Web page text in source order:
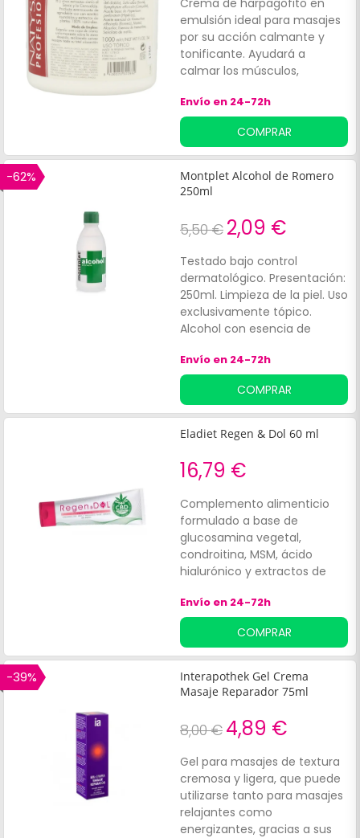
emulsión ideal para masajes
por su acción calmante y
tonificante. Ayudará a
calmar los músculos,
acumulada y relajando a la
vez que ayuda a eliminar la
fatiga.
Envío en 24-72h
COMPRAR
-62%
Montplet Alcohol de Romero
250ml
5,50 € 2,09 €
Testado bajo control
dermatológico. Presentación:
250ml. Limpieza de la piel. Uso
exclusivamente tópico.
Alcohol con esencia de
refrescante y relajante es
ideal para:Friegas. Masajes.
Envío en 24-72h
COMPRAR
Eladiet Regen & Dol 60 ml
16,79 €
Complemento alimenticio
formulado a base de
glucosamina vegetal,
condroitina, MSM, ácido
hialurónico y extractos de
contribuyen al
mantenimiento de las
articulaciones en
condiciones normales. Es
importante tener en cuenta
que:Los complementos
utilizarse como sustituto de
una alimentación variada y
equilibrada. Es fundamental
mantener un modo de vida
sano. Conservar en lugar
fresco y seco, protegido de la
luz directa.
Envío en 24-72h
COMPRAR
-39%
Interapothek Gel Crema
Masaje Reparador 75ml
8,00 € 4,89 €
Gel para masajes de textura
cremosa y ligera, que puede
utilizarse tanto para masajes
relajantes como
energizantes, gracias a sus